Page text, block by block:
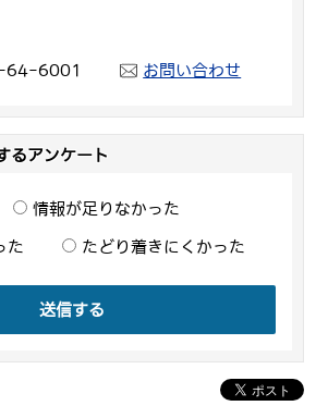
64-6001 お問い合わせ
るアンケート
情報が足りなかった
た たどり着きにくかった
送信する